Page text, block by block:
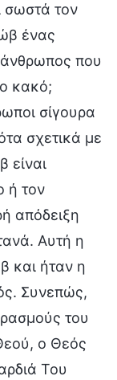
σωστά τον
ένας
που
κακό;
σίγουρα
σχετικά με
είναι
ή τον
απόδειξη
Αυτή η
και ήταν η
Συνεπώς,
του
ο Θεός
Του